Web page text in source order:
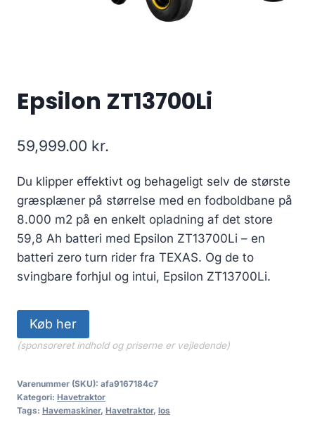
Epsilon ZT13700Li
59,999.00 kr.
Du klipper effektivt og behageligt selv de største
græsplæner på størrelse med en fodboldbane på
8.000 m2 på en enkelt opladning af det store
59,8 Ah batteri med Epsilon ZT13700Li – en
batteri zero turn rider fra TEXAS. Og de to
svingbare forhjul og intui, Epsilon ZT13700Li.
Køb her
(sponsoreret indhold og priserne er vejledende)
Varenummer (SKU): afa9167184c7
Kategori: Havetraktor
Tags: Havemaskiner, Havetraktor, los